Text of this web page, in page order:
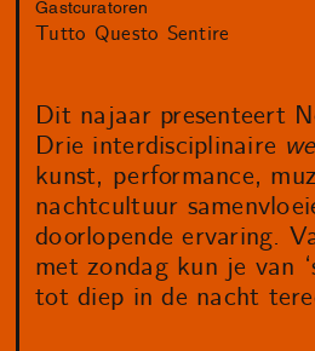
Gastcuratoren
Tutto Questo Sentire
Dit najaar presenteert
Drie interdisciplinaire
kunst, performance,
nachtcultuur
doorlopende ervaring.
met zondag kun je van
tot diep in de nacht